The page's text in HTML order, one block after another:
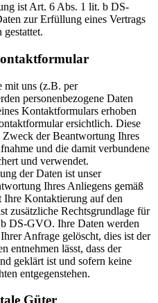
ist Art. 6 Abs. 1 lit. b DS-
zur Erfüllung eines Vertrags
mit uns (z.B. per
personenbezogene Daten
Kontaktformulars erhoben
ersichtlich. Diese
der Beantwortung Ihres
und die damit verbundene
und verwendet.
der Daten ist unser
Ihres Anliegens gemäß
Kontaktierung auf den
zusätzliche Rechtsgrundlage für
DS-GVO. Ihre Daten werden
Anfrage gelöscht, dies ist der
entnehmen lässt, dass der
geklärt ist und sofern keine
entgegenstehen.
Güter